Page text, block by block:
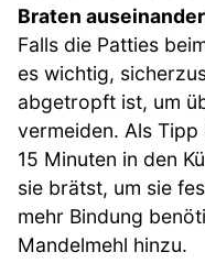
Braten
Falls die Patties
es wichtig,
abgetropft ist, um
vermeiden. Als
15 Minuten in den
sie brätst, um sie
mehr Bindung
Mandelmehl hinzu.